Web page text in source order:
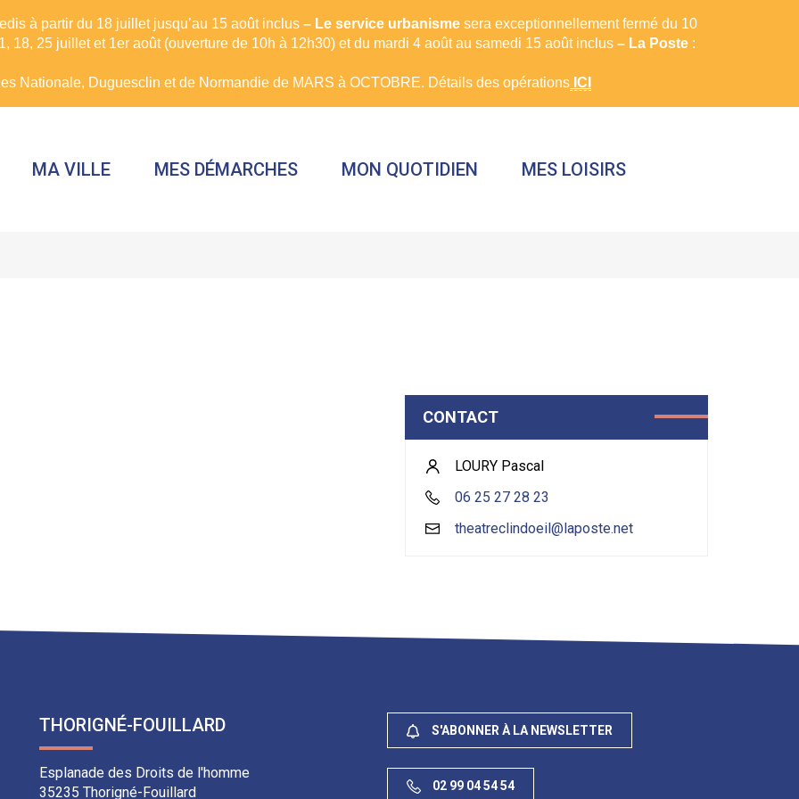
à partir du 18 juillet jusqu’au 15 août inclus – Le service urbanisme sera exceptionnellement fermé du 10
18, 25 juillet et 1er août (ouverture de 10h à 12h30) et du mardi 4 août au samedi 15 août inclus – La Poste :
Nationale, Duguesclin et de Normandie de MARS à OCTOBRE. Détails des opérations ICI
MA VILLE MES DÉMARCHES MON QUOTIDIEN MES LOISIRS
CONTACT
LOURY Pascal
06 25 27 28 23
theatreclindoeil@laposte.net
THORIGNÉ-FOUILLARD
Esplanade des Droits de l'homme
35235 Thorigné-Fouillard
S'ABONNER À LA NEWSLETTER
02 99 04 54 54